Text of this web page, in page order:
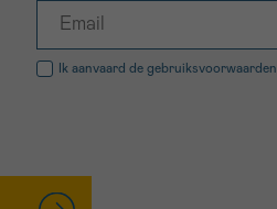
Ik aanvaard de gebruiksvoorwaarden